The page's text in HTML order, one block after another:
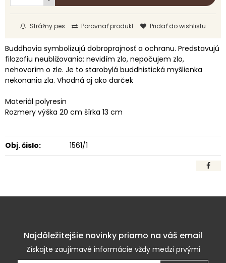
Strážny pes Porovnať produkt Pridať do wishlistu
Buddhovia symbolizujú dobroprajnosť a ochranu. Predstavujú
filozofiu neubližovania: nevidím zlo, nepočujem zlo,
nehovorím o zle. Je to starobylá buddhistická myšlienka
nekonania zla. Vhodná aj ako darček
Materiál polyresin
Rozmery výška 20 cm šírka 13 cm
Obj. čislo: 1561/1
Najdôležitejšie novinky priamo na váš email
Získajte zaujímavé informácie vždy medzi prvými